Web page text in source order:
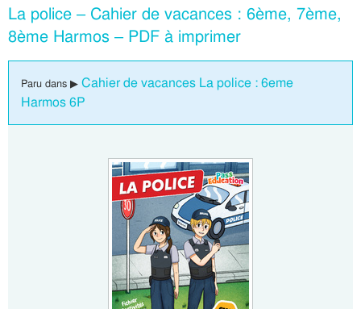
La police – Cahier de vacances : 6ème, 7ème,
8ème Harmos – PDF à imprimer
Paru dans ▶ Cahier de vacances La police : 6eme
Harmos 6P